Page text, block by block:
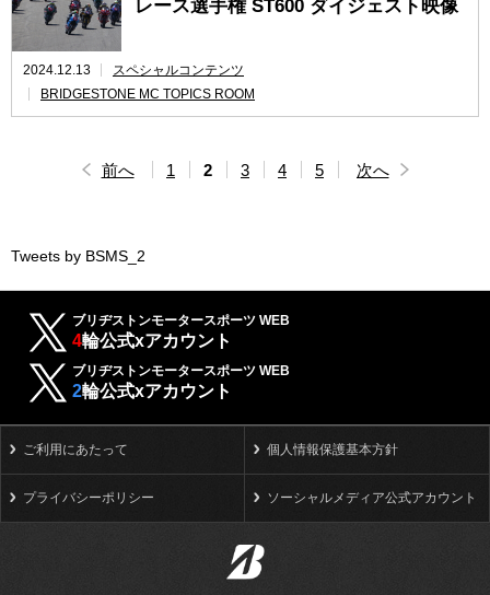
レース選手権 ST600 ダイジェスト映像
2024.12.13
スペシャルコンテンツ
BRIDGESTONE MC TOPICS ROOM
前へ 1 2 3 4 5 次へ
Tweets by BSMS_2
ブリヂストンモータースポーツ WEB
4輪公式xアカウント
ブリヂストンモータースポーツ WEB
2輪公式xアカウント
ご利用にあたって 個人情報保護基本方針
プライバシーポリシー ソーシャルメディア公式アカウント